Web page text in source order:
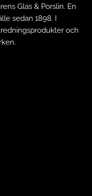
Glas & Porslin. En
sedan 1898. I
och